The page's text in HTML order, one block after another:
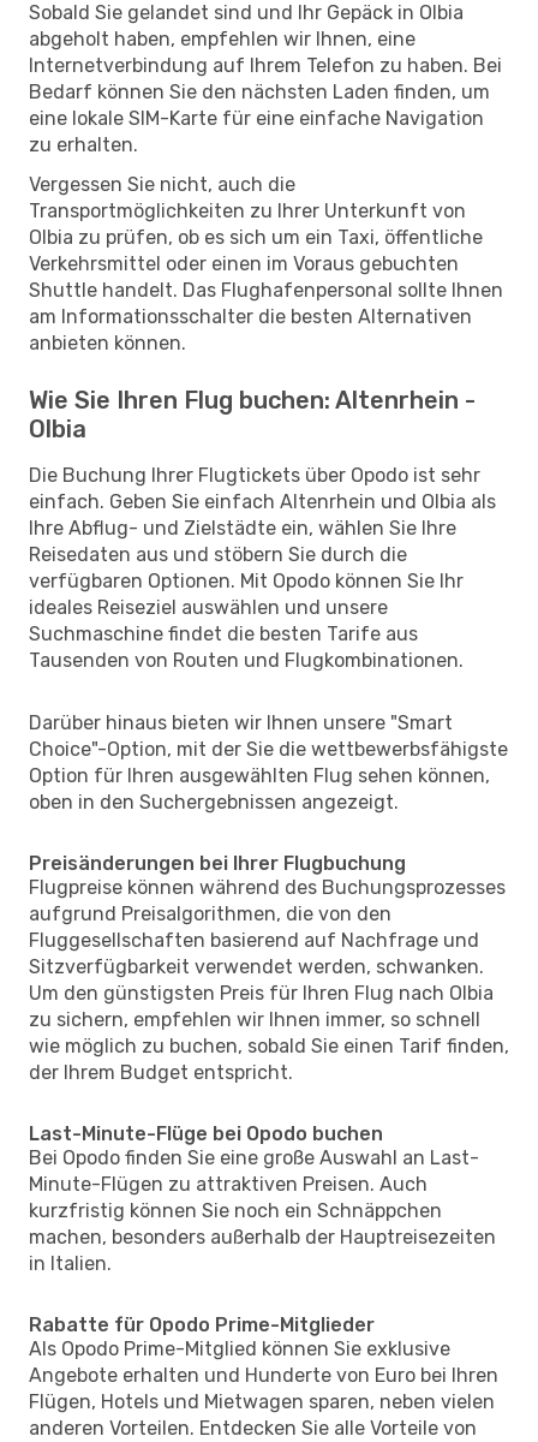
Sobald Sie gelandet sind und Ihr Gepäck in Olbia
abgeholt haben, empfehlen wir Ihnen, eine
Internetverbindung auf Ihrem Telefon zu haben. Bei
Bedarf können Sie den nächsten Laden finden, um
eine lokale SIM-Karte für eine einfache Navigation
zu erhalten.
Vergessen Sie nicht, auch die
Transportmöglichkeiten zu Ihrer Unterkunft von
Olbia zu prüfen, ob es sich um ein Taxi, öffentliche
Verkehrsmittel oder einen im Voraus gebuchten
Shuttle handelt. Das Flughafenpersonal sollte Ihnen
am Informationsschalter die besten Alternativen
anbieten können.
Wie Sie Ihren Flug buchen: Altenrhein -
Olbia
Die Buchung Ihrer Flugtickets über Opodo ist sehr
einfach. Geben Sie einfach Altenrhein und Olbia als
Ihre Abflug- und Zielstädte ein, wählen Sie Ihre
Reisedaten aus und stöbern Sie durch die
verfügbaren Optionen. Mit Opodo können Sie Ihr
ideales Reiseziel auswählen und unsere
Suchmaschine findet die besten Tarife aus
Tausenden von Routen und Flugkombinationen.
Darüber hinaus bieten wir Ihnen unsere "Smart
Choice"-Option, mit der Sie die wettbewerbsfähigste
Option für Ihren ausgewählten Flug sehen können,
oben in den Suchergebnissen angezeigt.
Preisänderungen bei Ihrer Flugbuchung
Flugpreise können während des Buchungsprozesses
aufgrund Preisalgorithmen, die von den
Fluggesellschaften basierend auf Nachfrage und
Sitzverfügbarkeit verwendet werden, schwanken.
Um den günstigsten Preis für Ihren Flug nach Olbia
zu sichern, empfehlen wir Ihnen immer, so schnell
wie möglich zu buchen, sobald Sie einen Tarif finden,
der Ihrem Budget entspricht.
Last-Minute-Flüge bei Opodo buchen
Bei Opodo finden Sie eine große Auswahl an Last-
Minute-Flügen zu attraktiven Preisen. Auch
kurzfristig können Sie noch ein Schnäppchen
machen, besonders außerhalb der Hauptreisezeiten
in Italien.
Rabatte für Opodo Prime-Mitglieder
Als Opodo Prime-Mitglied können Sie exklusive
Angebote erhalten und Hunderte von Euro bei Ihren
Flügen, Hotels und Mietwagen sparen, neben vielen
anderen Vorteilen. Entdecken Sie alle Vorteile von